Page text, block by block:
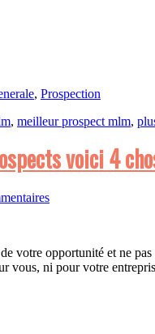
, Prospection
, meilleur prospect mlm,
voici 4
votre opportunité et ne
vous, ni pour votre